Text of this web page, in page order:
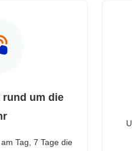
um die
Tag, 7 Tage die